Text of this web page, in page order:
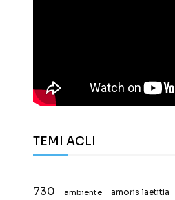
TEMI ACLI
730 ambiente amoris laetitia